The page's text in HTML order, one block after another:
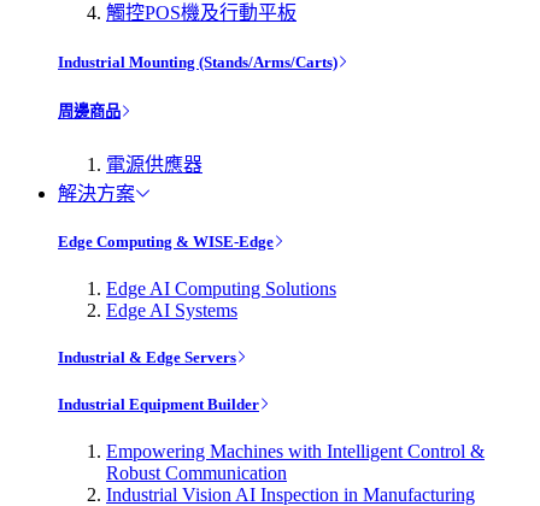
觸控POS機及行動平板
Industrial Mounting (Stands/Arms/Carts)
周邊商品
電源供應器
解決方案
Edge Computing & WISE-Edge
Edge AI Computing Solutions
Edge AI Systems
Industrial & Edge Servers
Industrial Equipment Builder
Empowering Machines with Intelligent Control &
Robust Communication
Industrial Vision AI Inspection in Manufacturing